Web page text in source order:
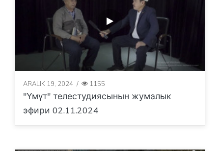
ARALIK 19, 2024 / 1155
"Үмүт" телестудиясынын жумалык
эфири 02.11.2024